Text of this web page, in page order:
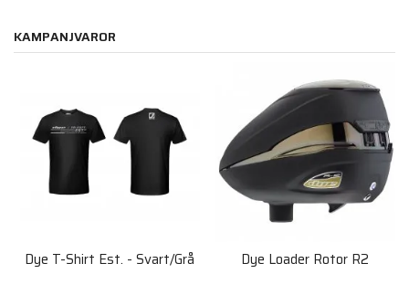
KAMPANJVAROR
Dye T-Shirt Est. - Svart/Grå Dye Loader Rotor R2